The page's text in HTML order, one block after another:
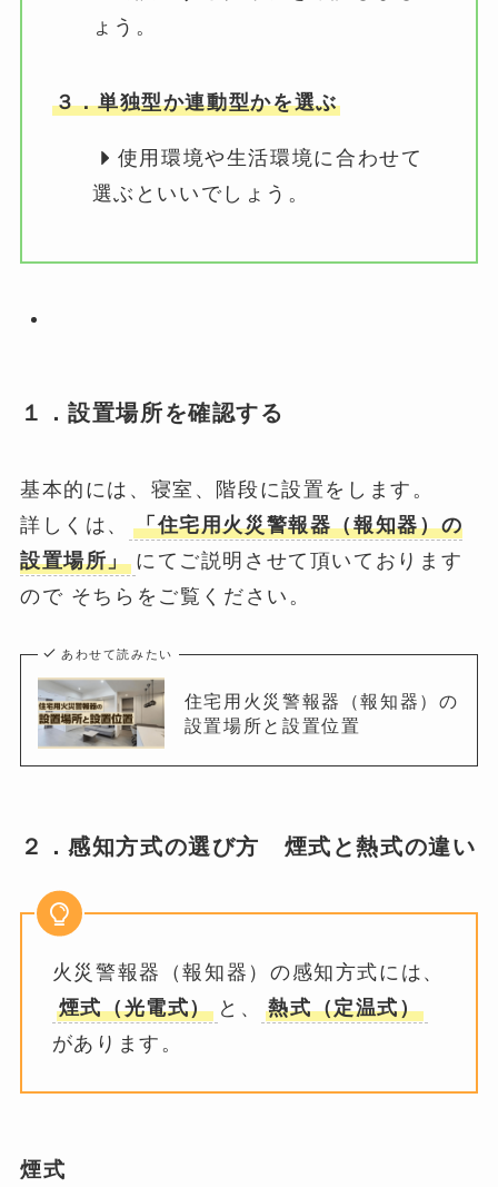
ょう。
３．単独型か連動型かを選ぶ
使用環境や生活環境に合わせて
選ぶといいでしょう。
１．設置場所を確認する
基本的には、寝室、階段に設置をします。
詳しくは、
「住宅用火災警報器（報知器）の
設置場所」 にてご説明させて頂いております
ので そちらをご覧ください。
あわせて読みたい
住宅用火災警報器（報知器）の
設置場所と設置位置
２．感知方式の選び方 煙式と熱式の違い
火災警報器（報知器）の感知方式には、
煙式（光電式） と、
熱式（定温式）
があります。
煙式